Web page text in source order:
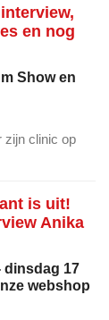
en nog
Show en
zijn clinic op
is uit!
Anika
dinsdag 17
webshop